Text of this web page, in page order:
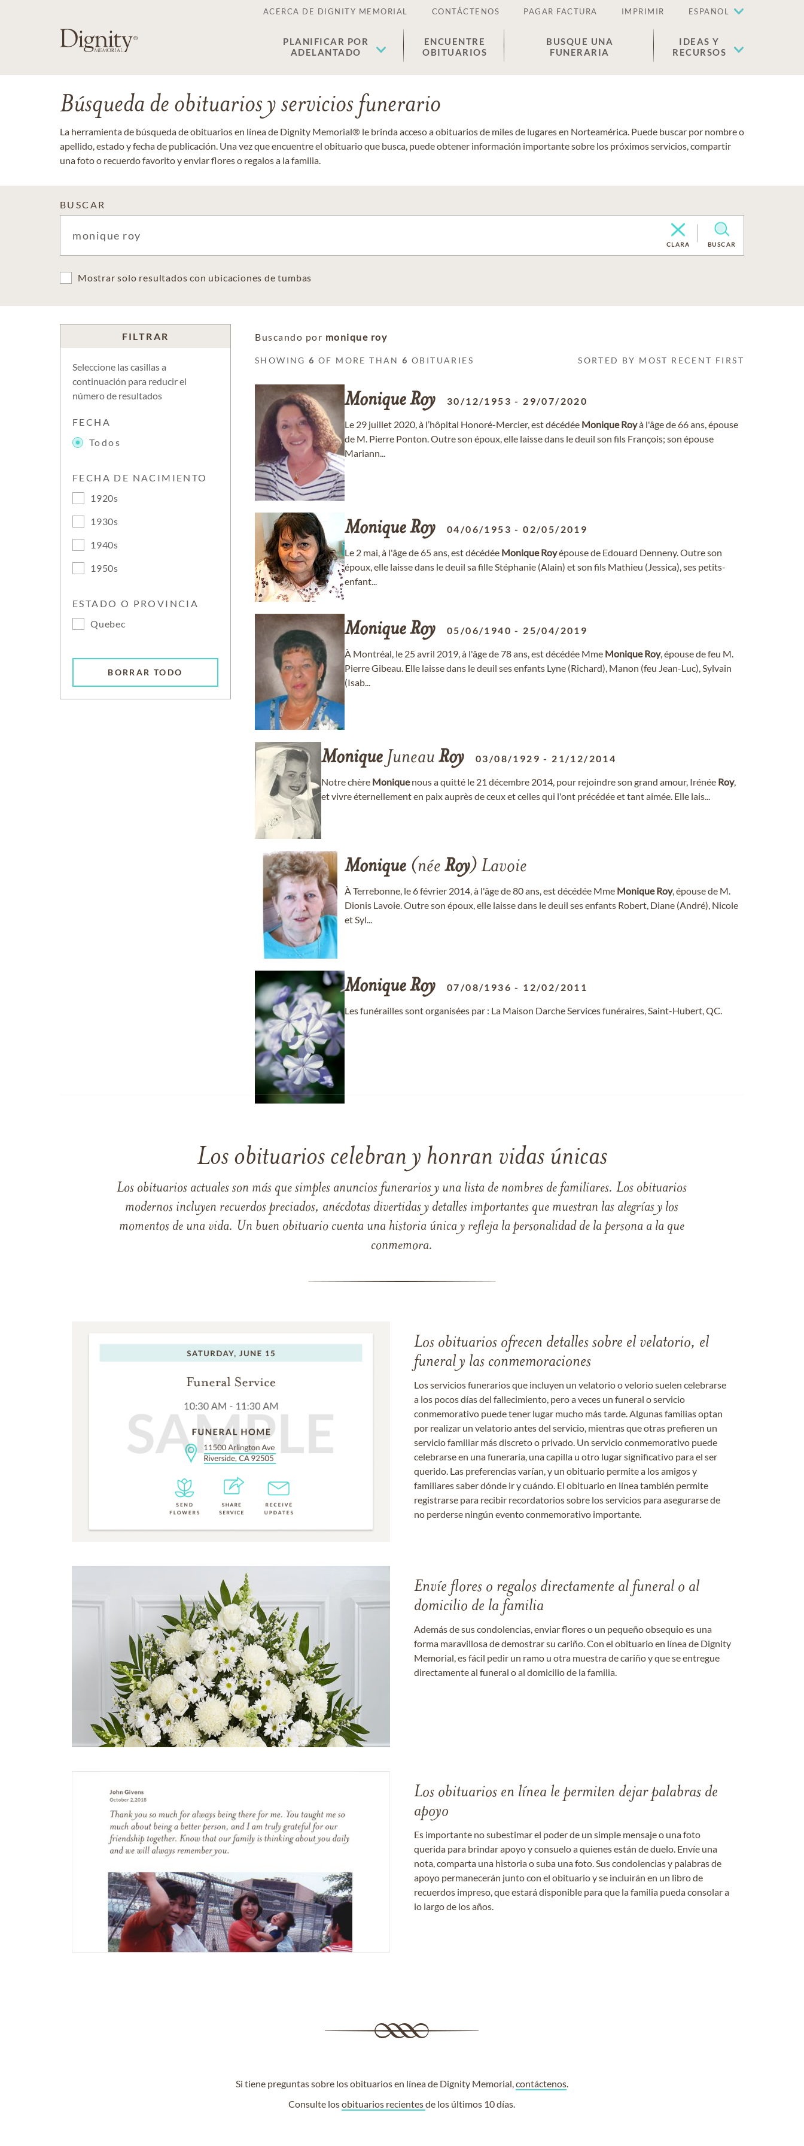
ACERCA DE DIGNITY MEMORIAL CONTÁCTENOS PAGAR FACTURA IMPRIMIR ESPAÑOL
PLANIFICAR POR
ADELANTADO
ENCUENTRE
OBITUARIOS
BUSQUE UNA
FUNERARIA
IDEAS Y
RECURSOS
Búsqueda de obituarios y servicios funerario
La herramienta de búsqueda de obituarios en línea de Dignity Memorial® le brinda acceso a obituarios de miles de lugares en Norteamérica. Puede buscar por nombre o
apellido, estado y fecha de publicación. Una vez que encuentre el obituario que busca, puede obtener información importante sobre los próximos servicios, compartir
una foto o recuerdo favorito y enviar flores o regalos a la familia.
BUSCAR
CLARA BUSCAR
Mostrar solo resultados con ubicaciones de tumbas
FILTRAR
Seleccione las casillas a
continuación para reducir el
número de resultados
FECHA
Todos
FECHA DE NACIMIENTO
1920s
1930s
1940s
1950s
ESTADO O PROVINCIA
Quebec
BORRAR TODO
Buscando por monique roy
SHOWING6 OF MORE THAN6 OBITUARIES SORTED BY MOST RECENT FIRST
MoniqueRoy 30/12/1953 - 29/07/2020
Le 29 juillet 2020, à l’hôpital Honoré-Mercier, est décédée Monique Royà l'âge de 66 ans, épouse
de M. Pierre Ponton. Outre son époux, elle laisse dans le deuil son fils François; son épouse
Mariann...
MoniqueRoy 04/06/1953 -02/05/2019
Le 2 mai, à l'âge de 65 ans, est décédée Monique Royépouse de Edouard Denneny. Outre son
époux, elle laisse dans le deuil sa fille Stéphanie (Alain) et son fils Mathieu (Jessica), ses petits-
enfant...
MoniqueRoy 05/06/1940 - 25/04/2019
À Montréal, le 25 avril 2019, à l'âge de 78 ans, est décédée Mme Monique Roy, épouse de feu M.
Pierre Gibeau. Elle laisse dans le deuil ses enfants Lyne (Richard), Manon (feu Jean-Luc), Sylvain
(Isab...
Monique Juneau Roy 03/08/1929 - 21/12/2014
Notre chère Moniquenous a quitté le 21 décembre 2014, pour rejoindre son grand amour, Irénée Roy,
et vivre éternellement en paix auprès de ceux et celles qui l'ont précédée et tant aimée. Elle lais...
Monique (née Roy) Lavoie
À Terrebonne, le 6 février 2014, à l'âge de 80 ans, est décédée Mme Monique Roy, épouse de M.
Dionis Lavoie. Outre son époux, elle laisse dans le deuil ses enfants Robert, Diane (André), Nicole
et Syl...
MoniqueRoy 07/08/1936 - 12/02/2011
Les funérailles sont organisées par : La Maison Darche Services funéraires, Saint-Hubert, QC.
Los obituarios celebran y honran vidas únicas
Los obituarios actuales son más que simples anuncios funerarios y una lista de nombres de familiares. Los obituarios
modernos incluyen recuerdos preciados, anécdotas divertidas y detalles importantes que muestran las alegrías y los
momentos de una vida. Un buen obituario cuenta una historia única y refleja la personalidad de la persona a la que
conmemora.
Los obituarios ofrecen detalles sobre el velatorio, el
funeral y las conmemoraciones
Los servicios funerarios que incluyen un velatorio o velorio suelen celebrarse
a los pocos días del fallecimiento, pero a veces un funeral o servicio
conmemorativo puede tener lugar mucho más tarde. Algunas familias optan
por realizar un velatorio antes del servicio, mientras que otras prefieren un
servicio familiar más discreto o privado. Un servicio conmemorativo puede
celebrarse en una funeraria, una capilla u otro lugar significativo para el ser
querido. Las preferencias varían, y un obituario permite a los amigos y
familiares saber dónde ir y cuándo. El obituario en línea también permite
registrarse para recibir recordatorios sobre los servicios para asegurarse de
no perderse ningún evento conmemorativo importante.
Envíe flores o regalos directamente al funeral o al
domicilio de la familia
Además de sus condolencias, enviar flores o un pequeño obsequio es una
forma maravillosa de demostrar su cariño. Con el obituario en línea de Dignity
Memorial, es fácil pedir un ramo u otra muestra de cariño y que se entregue
directamente al funeral o al domicilio de la familia.
Los obituarios en línea le permiten dejar palabras de
apoyo
Es importante no subestimar el poder de un simple mensaje o una foto
querida para brindar apoyo y consuelo a quienes están de duelo. Envíe una
nota, comparta una historia o suba una foto. Sus condolencias y palabras de
apoyo permanecerán junto con el obituario y se incluirán en un libro de
recuerdos impreso, que estará disponible para que la familia pueda consolar a
lo largo de los años.
Si tiene preguntas sobre los obituarios en línea de Dignity Memorial,contáctenos.
Consulte losobituarios recientesde los últimos 10 días.